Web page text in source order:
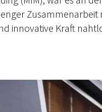
innovative Kraft